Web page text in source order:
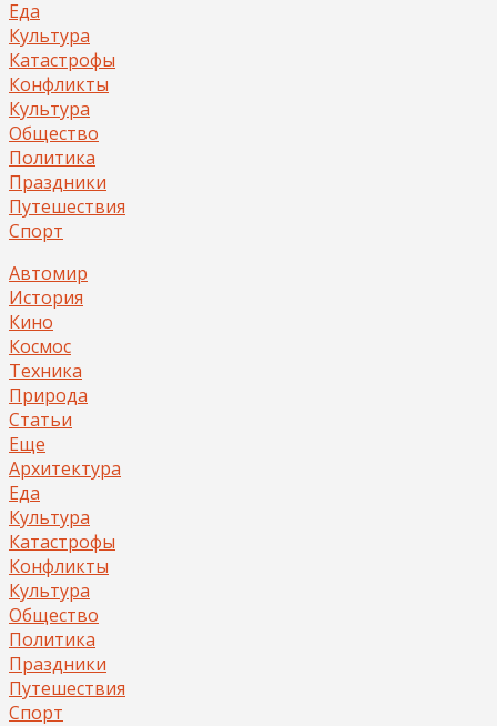
Еда
Культура
Катастрофы
Конфликты
Культура
Общество
Политика
Праздники
Путешествия
Спорт
Автомир
История
Кино
Космос
Техника
Природа
Статьи
Еще
Архитектура
Еда
Культура
Катастрофы
Конфликты
Культура
Общество
Политика
Праздники
Путешествия
Спорт